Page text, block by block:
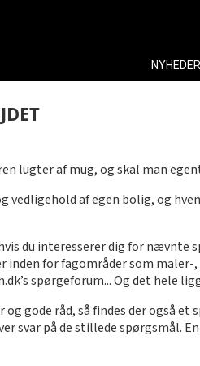
lugter af mug, og skal man
af egen bolig, og
du interesserer dig for
for fagområder som
spørgeforum... Og det hele
gode råd, så findes der også
svar på de stillede spørgsmål.
NYHEDER